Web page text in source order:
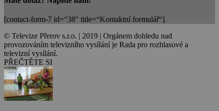
[contact-form-7 id=“38″ title=“Kontaktní formulář“]
© Televize Přerov s.r.o. | 2019 | Orgánem dohledu nad
provozováním televizního vysílání je Rada pro rozhlasové a
televizní vysílání.
PŘEČTĚTE SI